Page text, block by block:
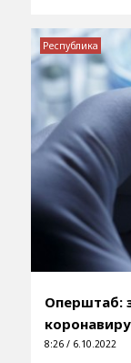
Оперштаб:
8:26 / 6.10.2022
Республика